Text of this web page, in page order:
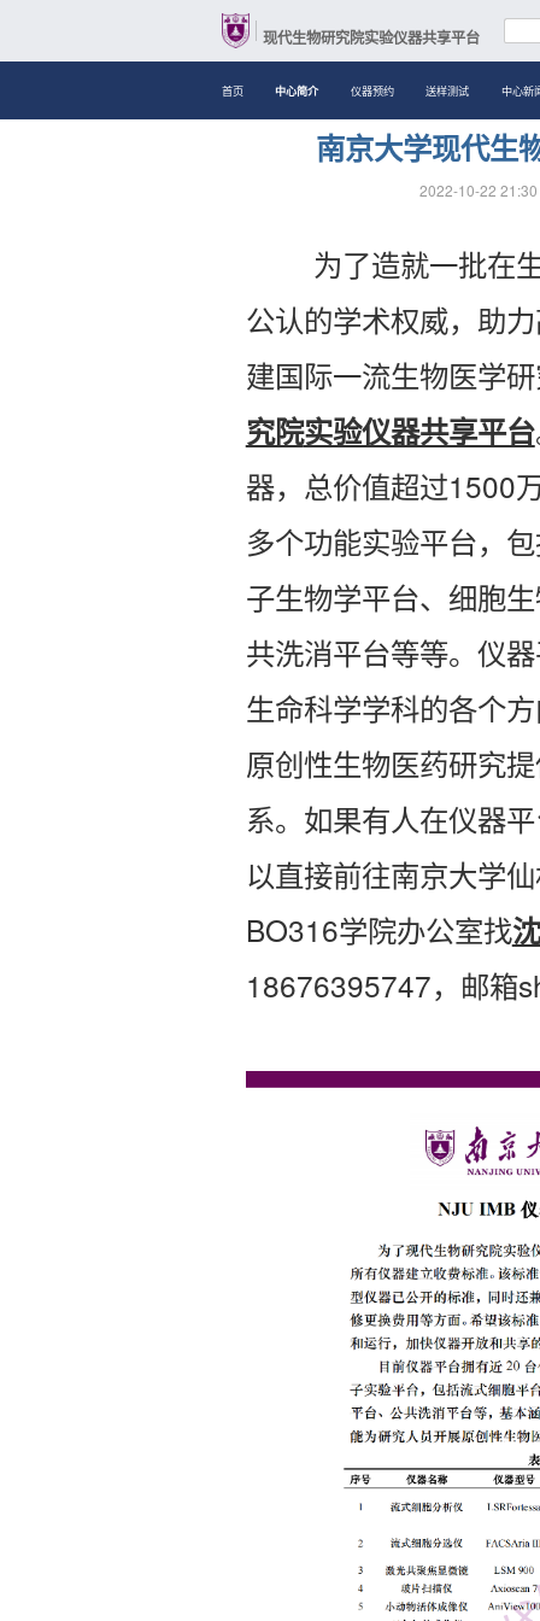
现代生物研究院实验仪器共享平台
首页 中心简介 仪器预约 送样测试 中心新
南京大学现代生
2022-10-22 21:30
为了造就一批在生
公认的学术权威，助
建国际一流生物医学
究院实验仪器共享平台
器，总价值超过1500
多个功能实验平台，
子生物学平台、细胞
共洗消平台等等。仪
生命科学学科的各个
原创性生物医药研究
系。如果有人在仪器
以直接前往南京大学
BO316学院办公室找
18676395747，邮箱